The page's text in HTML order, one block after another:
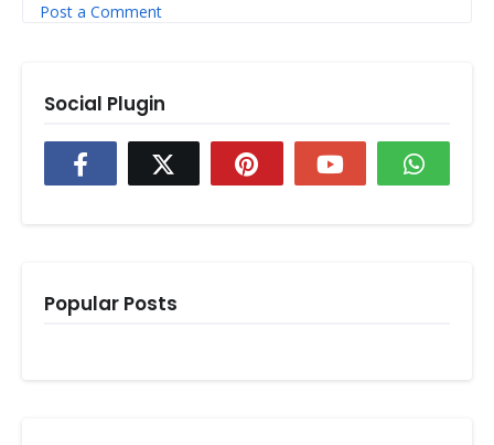
Post a Comment
Social Plugin
Popular Posts